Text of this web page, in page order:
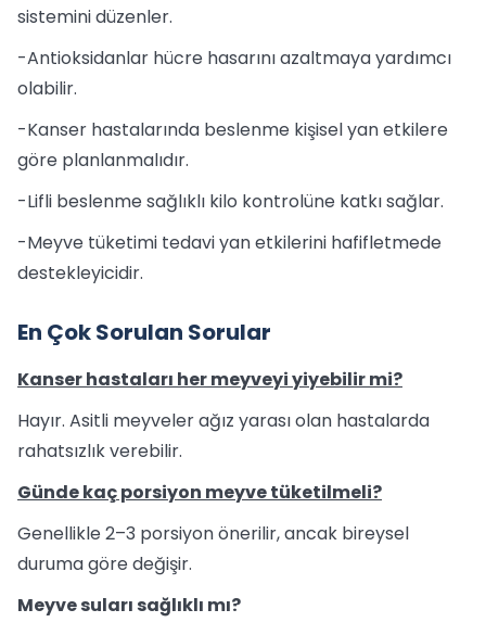
sistemini düzenler.
-Antioksidanlar hücre hasarını azaltmaya yardımcı
olabilir.
-Kanser hastalarında beslenme kişisel yan etkilere
göre planlanmalıdır.
-Lifli beslenme sağlıklı kilo kontrolüne katkı sağlar.
-Meyve tüketimi tedavi yan etkilerini hafifletmede
destekleyicidir.
En Çok Sorulan Sorular
Kanser hastaları her meyveyi yiyebilir mi?
Hayır. Asitli meyveler ağız yarası olan hastalarda
rahatsızlık verebilir.
Günde kaç porsiyon meyve tüketilmeli?
Genellikle 2–3 porsiyon önerilir, ancak bireysel
duruma göre değişir.
Meyve suları sağlıklı mı?